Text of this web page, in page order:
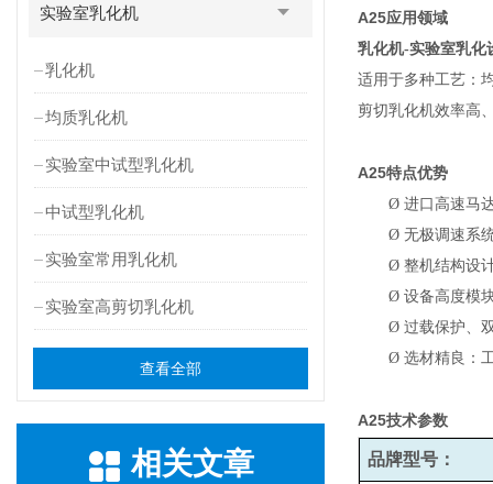
实验室乳化机
乳化机
均质乳化机
实验室中试型乳化机
中试型乳化机
实验室常用乳化机
实验室高剪切乳化机
查看全部
相关文章
A25应用领域
乳化机-实验室乳化
适用于多种工艺：
剪切乳化机效率高
A25特点优势
Ø 进口高速马
Ø 无极调速系
Ø 整机结构设
Ø 设备高度模
Ø 过载保护、
Ø 选材精良：
A25技术参数
品牌型号：